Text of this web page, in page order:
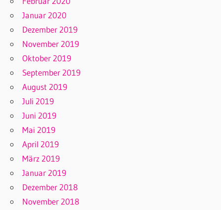
Januar 2020
Dezember 2019
November 2019
Oktober 2019
September 2019
August 2019
Juli 2019
Juni 2019
Mai 2019
April 2019
März 2019
Januar 2019
Dezember 2018
November 2018